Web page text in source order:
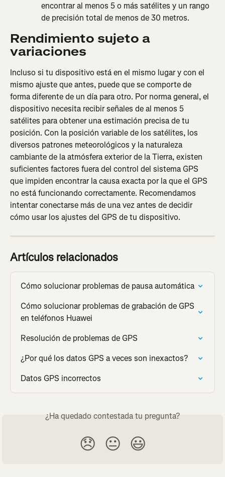
encontrar al menos 5 o más satélites y un rango
de precisión total de menos de 30 metros.
Rendimiento sujeto a
variaciones
Incluso si tu dispositivo está en el mismo lugar y con el
mismo ajuste que antes, puede que se comporte de
forma diferente de un día para otro. Por norma general, el
dispositivo necesita recibir señales de al menos 5
satélites para obtener una estimación precisa de tu
posición. Con la posición variable de los satélites, los
diversos patrones meteorológicos y la naturaleza
cambiante de la atmósfera exterior de la Tierra, existen
suficientes factores fuera del control del sistema GPS
que impiden encontrar la causa exacta por la que el GPS
no está funcionando correctamente. Recomendamos
intentar conectarse más de una vez antes de decidir
cómo usar los ajustes del GPS de tu dispositivo.
Artículos relacionados
Cómo solucionar problemas de pausa automática
Cómo solucionar problemas de grabación de GPS
en teléfonos Huawei
Resolución de problemas de GPS
¿Por qué los datos GPS a veces son inexactos?
Datos GPS incorrectos
¿Ha quedado contestada tu pregunta?
😞 😐 😃